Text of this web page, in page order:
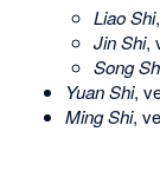
Liao Shi
Jin Shi,
Song
Yuan Shi,
Ming Shi,